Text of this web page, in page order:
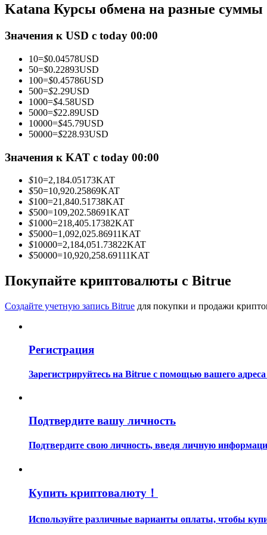
Фьючерсы с использованием USDC в качестве
Копирование торговли
Присоединяйтесь к лучшим трейдерам
Станьте копи-трейдером
Информация
Katana Курсы обмена на разные суммы
Значения к USD с today 00:00
10=$0.04578USD
50=$0.22893USD
100=$0.45786USD
500=$2.29USD
1000=$4.58USD
5000=$22.89USD
10000=$45.79USD
50000=$228.93USD
Значения к KAT с today 00:00
$10=2,184.05173KAT
$50=10,920.25869KAT
$100=21,840.51738KAT
$500=109,202.58691KAT
$1000=218,405.17382KAT
$5000=1,092,025.86911KAT
$10000=2,184,051.73822KAT
$50000=10,920,258.69111KAT
Покупайте криптовалюты с Bitrue
Создайте учетную запись Bitrue для покупки и продажи
Регистрация
Зарегистрируйтесь на Bitrue с помощью вашего
Подтвердите вашу личность
Подтвердите свою личность, введя личную
Купить криптовалюту！
Используйте различные варианты оплаты, чтобы